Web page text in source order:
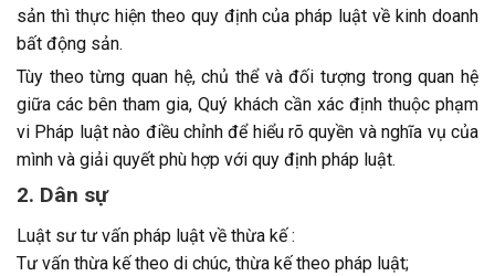
sản thì thực hiện theo quy định của pháp luật về kinh doanh
bất động sản.
Tùy theo từng quan hệ, chủ thể và đối tượng trong quan hệ
giữa các bên tham gia, Quý khách cần xác định thuộc phạm
vi Pháp luật nào điều chỉnh để hiểu rõ quyền và nghĩa vụ của
mình và giải quyết phù hợp với quy định pháp luật.
2. Dân sự
Luật sư tư vấn pháp luật về thừa kế :
Tư vấn thừa kế theo di chúc, thừa kế theo pháp luật;